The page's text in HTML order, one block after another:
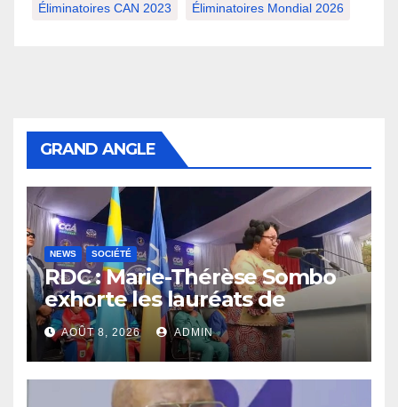
Éliminatoires CAN 2023 Éliminatoires Mondial 2026
GRAND ANGLE
NEWS SOCIÉTÉ
RDC : Marie-Thérèse Sombo
exhorte les lauréats de
l’UNIKIN à mettre leurs
compétences au service de
la nation
AOÛT 8, 2026 ADMIN